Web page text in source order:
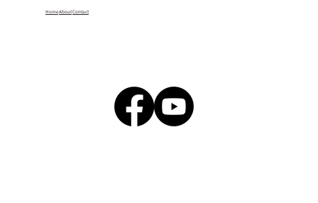
【公告】第六屆未來素養學堂｜獎勵嘉年
華-學校團體獎項
HomeAboutContact